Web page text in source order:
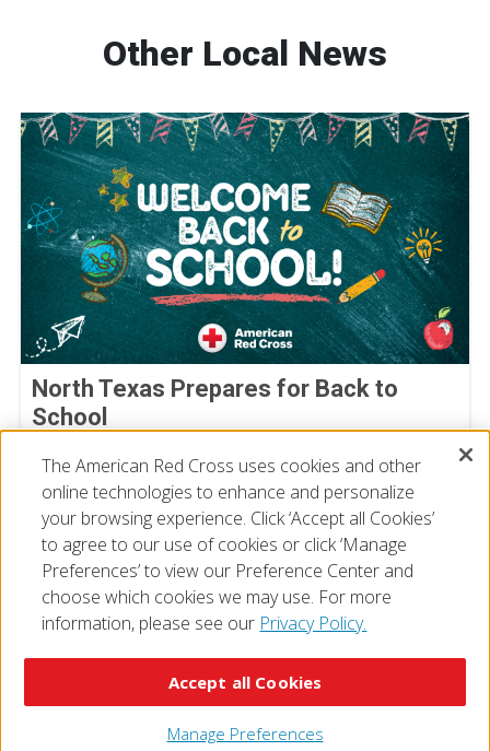
Other Local News
North Texas Prepares for Back to
School
The American Red Cross uses cookies and other
online technologies to enhance and personalize
your browsing experience. Click ‘Accept all Cookies’
to agree to our use of cookies or click ‘Manage
Preferences’ to view our Preference Center and
choose which cookies we may use. For more
information, please see our Privacy Policy.
Manage Preferences
Accept all Cookies